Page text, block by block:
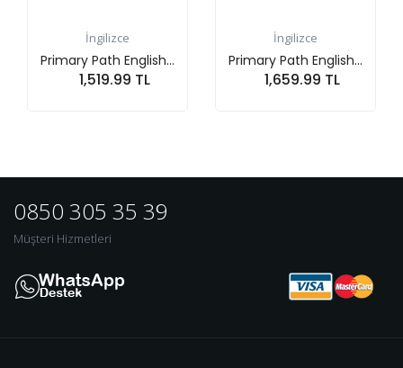
Path English...
1,519.99 TL
Primary Path English...
1,659.99 TL
0850 305 35 39
Müşteri Hizmetleri